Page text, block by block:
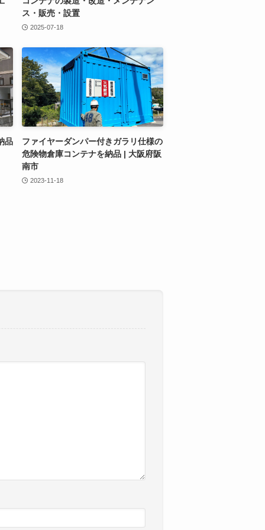
ス・販売・設置
2025-07-18
品
ファイヤーダンパー付きガラリ仕様の
危険物倉庫コンテナを納品 | 大阪府阪
南市
2023-11-18